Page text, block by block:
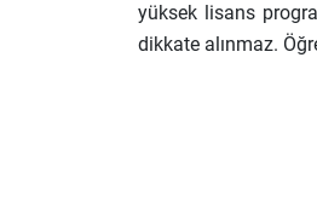
yüksek lisans
dikkate alınmaz.